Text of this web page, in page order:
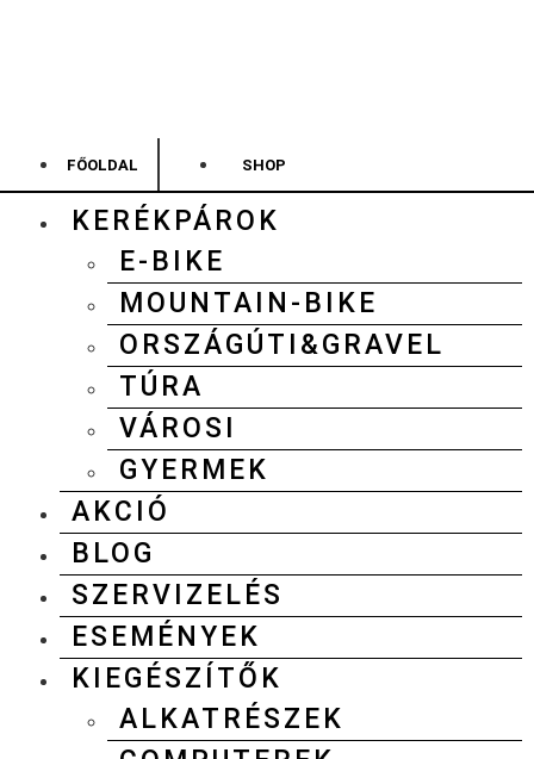
FŐOLDAL SHOP
KERÉKPÁROK
E-BIKE
MOUNTAIN-BIKE
ORSZÁGÚTI&GRAVEL
TÚRA
VÁROSI
GYERMEK
AKCIÓ
BLOG
SZERVIZELÉS
ESEMÉNYEK
KIEGÉSZÍTŐK
ALKATRÉSZEK